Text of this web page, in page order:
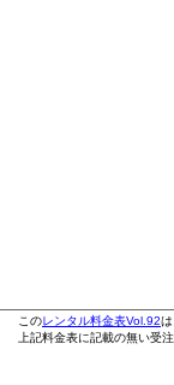
このレンタル料金表Vol.92
上記料金表に記載の無い受